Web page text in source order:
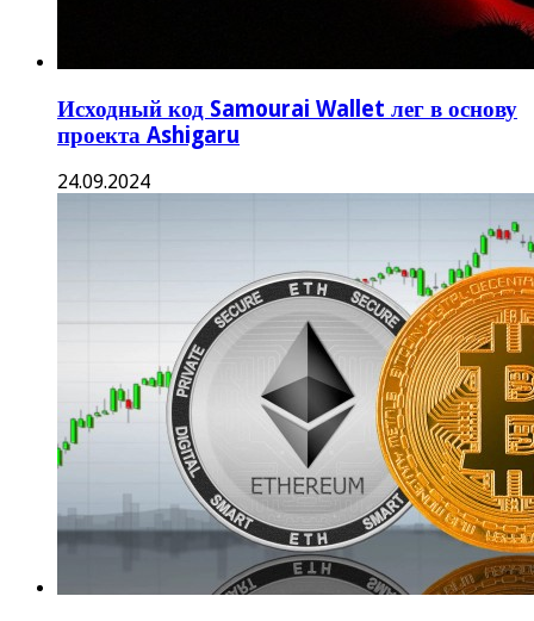
Исходный код Samourai Wallet лег в основу
проекта Ashigaru
24.09.2024